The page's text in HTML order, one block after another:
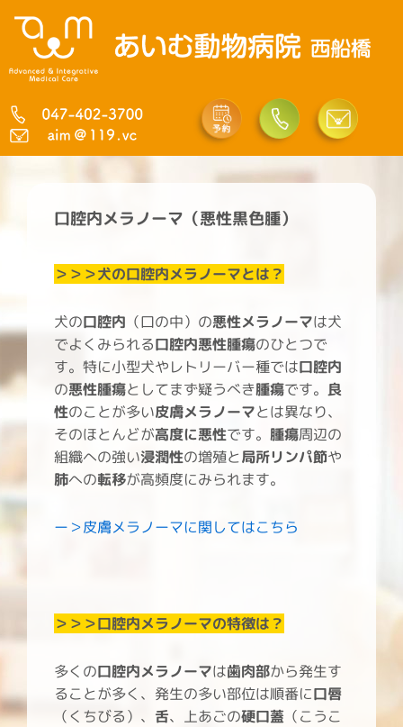
ス
ッ
プ
口腔内メラノーマ（悪性黒色腫）
＞＞＞犬の口腔内メラノーマとは？
犬の口腔内 （口の中）の悪性メラノーマは犬
でよくみられる口腔内悪性腫瘍のひとつで
す。特に小型犬やレトリーバー種では口腔内
の悪性腫瘍としてまず疑うべき腫瘍です。 良
性のことが多い皮膚メラノーマとは異なり、
そのほとんどが高度に悪性です。 腫瘍周辺の
組織への強い浸潤性の増殖と局所リンパ節や
肺への転移が高頻度にみられます。
ー＞皮膚メラノーマに関してはこちら
＞＞＞口腔内メラノーマの特徴は？
多くの口腔内メラノーマは歯肉部から発生す
ることが多く、発生の多い部位は順番に口唇
（くちびる）、 舌、上あごの硬口蓋 （こうこ